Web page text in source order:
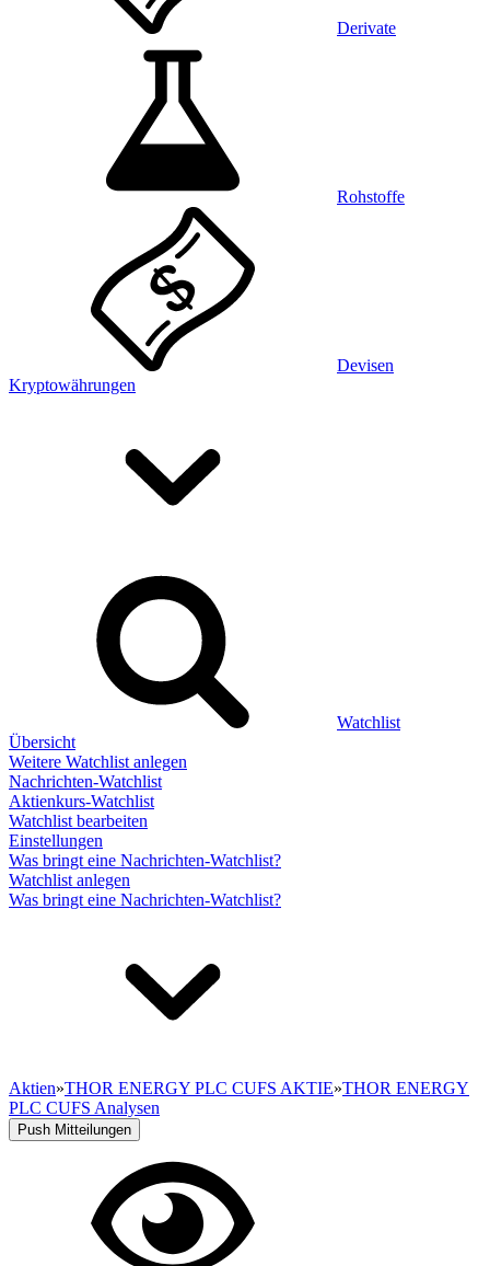
Derivate
Rohstoffe
Devisen
Kryptowährungen
Watchlist
Übersicht
Weitere Watchlist anlegen
Nachrichten-Watchlist
Aktienkurs-Watchlist
Watchlist bearbeiten
Einstellungen
Was bringt eine Nachrichten-Watchlist?
Watchlist anlegen
Was bringt eine Nachrichten-Watchlist?
Aktien»THOR ENERGY PLC CUFS AKTIE»THOR ENERGY
PLC CUFS Analysen
Push Mitteilungen